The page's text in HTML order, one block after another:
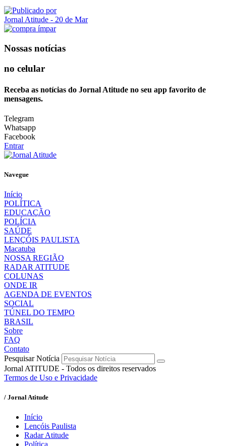
Jornal Atitude - 20 de Mar
Nossas notícias
no celular
Receba as notícias do Jornal Atitude no seu app favorito de
mensagens.
Telegram
Whatsapp
Facebook
Entrar
Navegue
Início
POLÍTICA
EDUCAÇÃO
POLÍCIA
SAÚDE
LENÇÓIS PAULISTA
Macatuba
NOSSA REGIÃO
RADAR ATITUDE
COLUNAS
ONDE IR
AGENDA DE EVENTOS
SOCIAL
TÚNEL DO TEMPO
BRASIL
Sobre
FAQ
Contato
Pesquisar Notícia
Jornal ATITUDE - Todos os direitos reservados
Termos de Uso e Privacidade
/ Jornal Atitude
Início
Lençóis Paulista
Radar Atitude